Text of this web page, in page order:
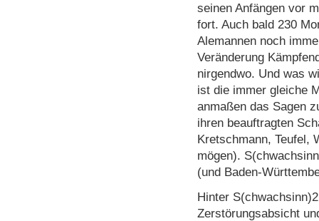
seinen Anfängen vor
fort. Auch bald 230
Alemannen noch
Veränderung
nirgendwo. Und was
ist die immer gleiche
anmaßen das Sagen
ihren beauftragten
Kretschmann, Teufel,
mögen).
(und Baden-
Hinter
Zerstörungsabsicht